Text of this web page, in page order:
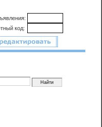
код: